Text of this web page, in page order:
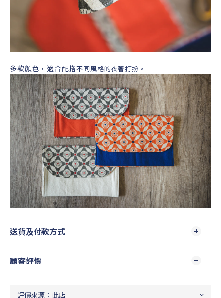
多款顏色，適合配搭不同風格的衣著打扮。
送貨及付款方式
顧客評價